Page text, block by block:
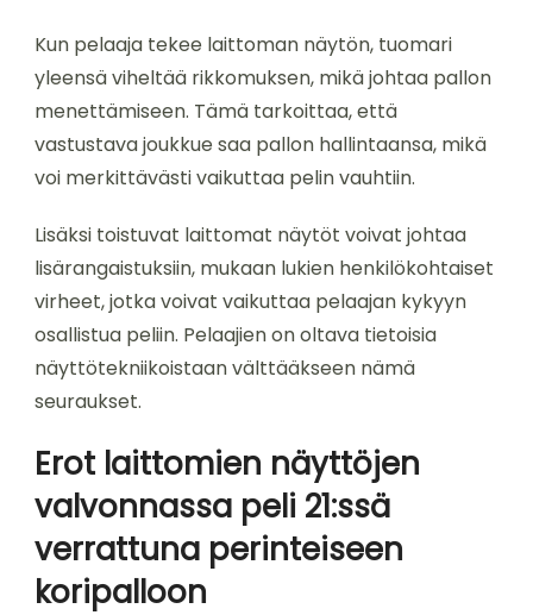
Kun pelaaja tekee laittoman näytön, tuomari
yleensä viheltää rikkomuksen, mikä johtaa pallon
menettämiseen. Tämä tarkoittaa, että
vastustava joukkue saa pallon hallintaansa, mikä
voi merkittävästi vaikuttaa pelin vauhtiin.
Lisäksi toistuvat laittomat näytöt voivat johtaa
lisärangaistuksiin, mukaan lukien henkilökohtaiset
virheet, jotka voivat vaikuttaa pelaajan kykyyn
osallistua peliin. Pelaajien on oltava tietoisia
näyttötekniikoistaan välttääkseen nämä
seuraukset.
Erot laittomien näyttöjen
valvonnassa peli 21:ssä
verrattuna perinteiseen
koripalloon